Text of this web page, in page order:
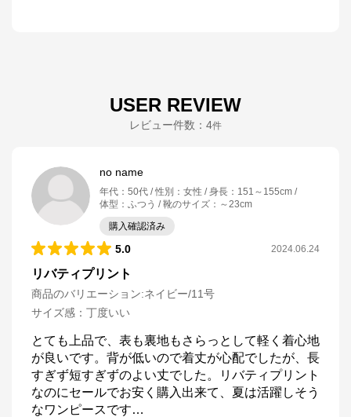
USER REVIEW
レビュー件数： 4件
no name
年代 ： 50代 性別 ： 女性 身長 ： 151～155cm
体型 ： ふつう 靴のサイズ ： ～23cm
購入確認済み
5.0 2024.06.24
リバティプリント
商品のバリエーション:ネイビー/11号
サイズ感 ： 丁度いい
とても上品で、表も裏地もさらっとして軽く着心地
が良いです。背が低いので着丈が心配でしたが、長
すぎず短すぎずのよい丈でした。リバティプリント
なのにセールでお安く購入出来て、夏は活躍しそう
なワンピースです…